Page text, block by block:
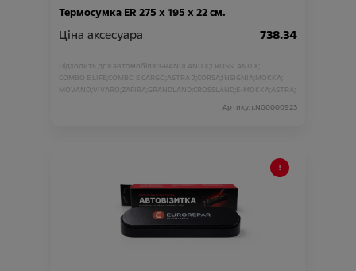
Термосумка ER 275 х 195 х 22 см.
Ціна аксесуара 738.34
Підходить для автомобіля : GRANDLAND X; CROSSLAND X;
COMBO E LIFE; COMBO E CARGO; ASTRA J; CORSA; INSIGNIA; MOKKA;
MOVANO; VIVARO; ZAFIRA; GRANDLAND; CROSSLAND; E-MOKKA; ASTRA;
Артикул:N00000923